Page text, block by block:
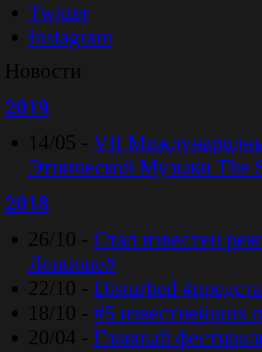
Twitter
Instagram
Новости
2019
14/05 - VII
Этнической Музыки The
2018
26/10 - Стал известен
Ленноне#
22/10 - Disturbed
18/10 - #5 известнейших
20/04 - Главный